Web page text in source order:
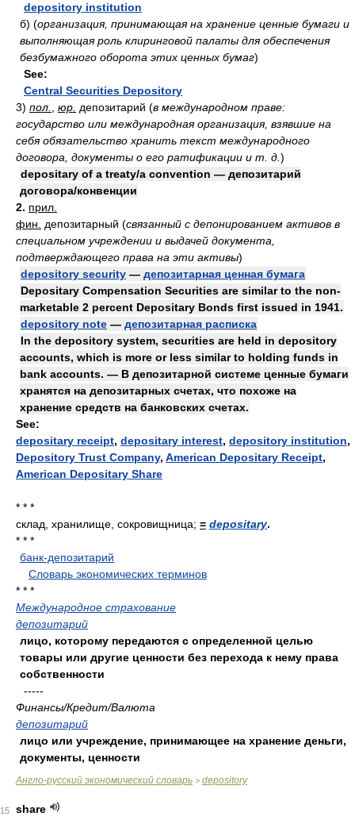
depository institution
б) (организация, принимающая на хранение ценные бумаги и
выполняющая роль клиринговой палаты для обеспечения
безбумажного оборота этих ценных бумаг)
See:
Central Securities Depository
3) пол. юр. депозитарий (в международном праве:
государство или международная организация, взявшие на
себя обязательство хранить текст международного
договора, документы о его ратификации и т. д. )
depositary of a treaty/a convention — депозитарий
договора/конвенции
2. прил.
фин.
депозитарный (связанный с депонированием активов в
специальном учреждении и выдачей документа,
подтверждающего права на эти активы)
depository security — депозитарная ценная бумага
Depositary Compensation Securities are similar to the non-
marketable 2 percent Depositary Bonds first issued in 1941.
depository note — депозитарная расписка
In the depository system, securities are held in depository
accounts, which is more or less similar to holding funds in
bank accounts. — В депозитарной системе ценные бумаги
хранятся на депозитарных счетах, что похоже на
хранение средств на банковских счетах.
See:
depositary receipt, depositary interest, depository institution,
Depository Trust Company, American Depositary Receipt,
American Depositary Share
* * *
склад, хранилище, сокровищница; = depositary.
* * *
банк-депозитарий
Словарь экономических терминов
* * *
Международное страхование
депозитарий
лицо, которому передаются с определенной целью
товары или другие ценности без перехода к нему права
собственности
-----
Финансы/Кредит/Валюта
депозитарий
лицо или учреждение, принимающее на хранение деньги,
документы, ценности
Англо-русский экономический словарь > depository
15
share